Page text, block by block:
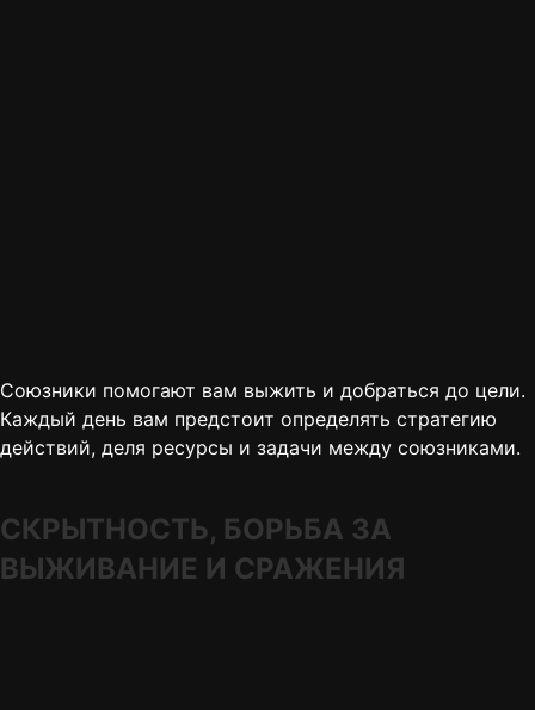
Союзники помогают вам выжить и добраться до цели.
Каждый день вам предстоит определять стратегию
действий, деля ресурсы и задачи между союзниками.
СКРЫТНОСТЬ, БОРЬБА ЗА
ВЫЖИВАНИЕ И СРАЖЕНИЯ